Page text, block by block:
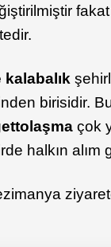
kalabalık
birisidir.
çok
halkın alım